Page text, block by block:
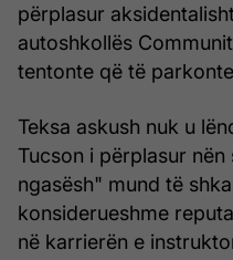
përplasur
autoshkollës
tentonte që të
Teksa askush nuk u
Tucson i përplasur
ngasësh" mund të
konsiderueshme
në karrierën e